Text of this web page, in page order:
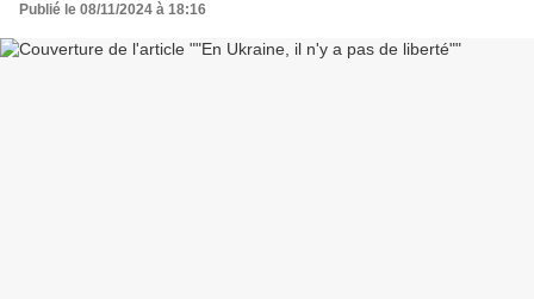
Publié le 08/11/2024 à 18:16